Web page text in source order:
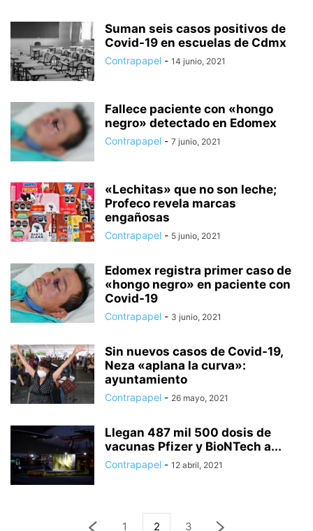
Suman seis casos positivos de
Covid-19 en escuelas de Cdmx
Contrapapel - 14 junio, 2021
Fallece paciente con «hongo
negro» detectado en Edomex
Contrapapel - 7 junio, 2021
«Lechitas» que no son leche;
Profeco revela marcas
engañosas
Contrapapel - 5 junio, 2021
Edomex registra primer caso de
«hongo negro» en paciente con
Covid-19
Contrapapel - 3 junio, 2021
Sin nuevos casos de Covid-19,
Neza «aplana la curva»:
ayuntamiento
Contrapapel - 26 mayo, 2021
Llegan 487 mil 500 dosis de
vacunas Pfizer y BioNTech a...
Contrapapel - 12 abril, 2021
1 2 3